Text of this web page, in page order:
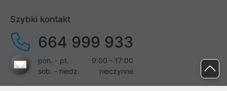
Szybki kontakt
664 999 933
pon. - pt.
9:00 - 17:00
sob. - niedz.
nieczynne